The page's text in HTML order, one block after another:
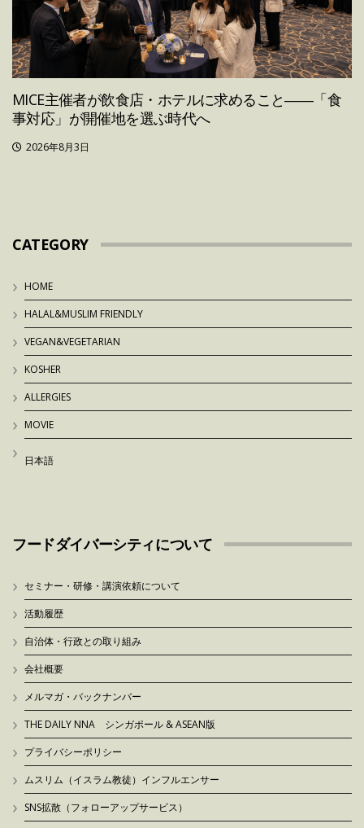
MICE主催者が飲食店・ホテルに求めること――「食
事対応」が開催地を選ぶ時代へ
2026年8月3日
CATEGORY
HOME
HALAL&MUSLIM FRIENDLY
VEGAN&VEGETARIAN
KOSHER
ALLERGIES
MOVIE
日本語
フードダイバーシティについて
セミナー・研修・講演依頼について
活動履歴
自治体・行政との取り組み
会社概要
メルマガ・バックナンバー
THE DAILY NNA シンガポール & ASEAN版
プライバシーポリシー
ムスリム（イスラム教徒）インフルエンサー
SNS拡散（フォローアップサービス）